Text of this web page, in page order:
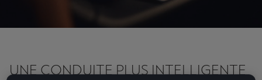
UNE CONDUITE PLUS INTELLIGENTE